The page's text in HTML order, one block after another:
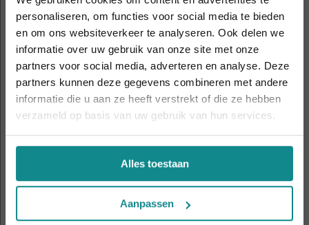
personaliseren, om functies voor social media te bieden
en om ons websiteverkeer te analyseren. Ook delen we
informatie over uw gebruik van onze site met onze
partners voor social media, adverteren en analyse. Deze
partners kunnen deze gegevens combineren met andere
informatie die u aan ze heeft verstrekt of die ze hebben
verzameld op basis van uw gebruik van hun services.
Alles toestaan
Aanpassen
Nederland en België
Amsterdam Antwerpen
Apeldoorn Eindhoven
Gent Hasselt
Laatste week! 10% korting t.e.m. 15 augustus,
daarna eindigt de zomeractie definitief.
Sluiten